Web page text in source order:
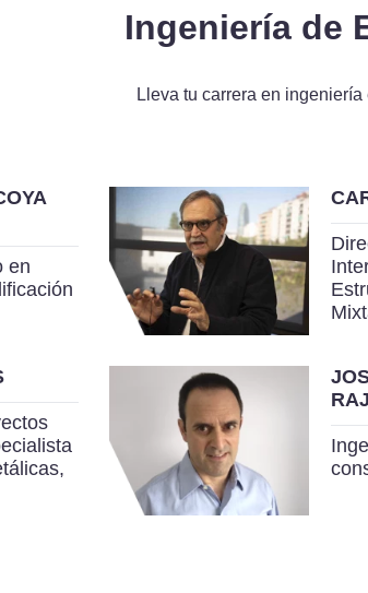
Ingeniería de
Lleva tu carrera en ingeniería
en